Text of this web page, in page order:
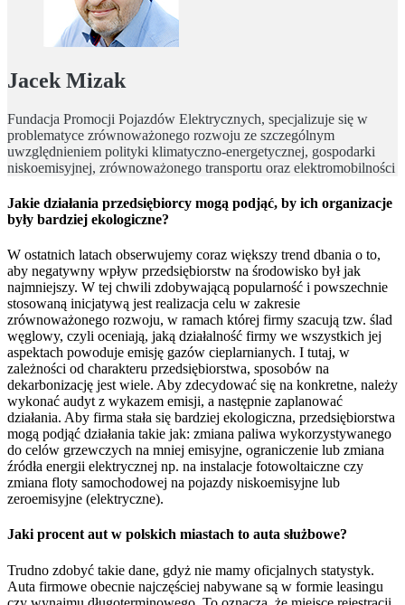
Jacek Mizak
Fundacja Promocji Pojazdów Elektrycznych, specjalizuje się w
problematyce zrównoważonego rozwoju ze szczególnym
uwzględnieniem polityki klimatyczno-energetycznej, gospodarki
niskoemisyjnej, zrównoważonego transportu oraz elektromobilności
Jakie działania przedsiębiorcy mogą podjąć, by ich organizacje
były bardziej ekologiczne?
W ostatnich latach obserwujemy coraz większy trend dbania o to,
aby negatywny wpływ przedsiębiorstw na środowisko był jak
najmniejszy. W tej chwili zdobywającą popularność i powszechnie
stosowaną inicjatywą jest realizacja celu w zakresie
zrównoważonego rozwoju, w ramach której firmy szacują tzw. ślad
węglowy, czyli oceniają, jaką działalność firmy we wszystkich jej
aspektach powoduje emisję gazów cieplarnianych. I tutaj, w
zależności od charakteru przedsiębiorstwa, sposobów na
dekarbonizację jest wiele. Aby zdecydować się na konkretne, należy
wykonać audyt z wykazem emisji, a następnie zaplanować
działania. Aby firma stała się bardziej ekologiczna, przedsiębiorstwa
mogą podjąć działania takie jak: zmiana paliwa wykorzystywanego
do celów grzewczych na mniej emisyjne, ograniczenie lub zmiana
źródła energii elektrycznej np. na instalacje fotowoltaiczne czy
zmiana floty samochodowej na pojazdy niskoemisyjne lub
zeroemisyjne (elektryczne).
Jaki procent aut w polskich miastach to auta służbowe?
Trudno zdobyć takie dane, gdyż nie mamy oficjalnych statystyk.
Auta firmowe obecnie najczęściej nabywane są w formie leasingu